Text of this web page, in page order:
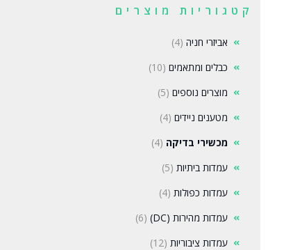
קטגוריות מוצרים
אביזרי חניה (4)
כבלים ומתאמים (10)
מוצרים נוספים (5)
מטענים ניידים (4)
מכשירי בדיקה (4)
עמדות ביתיות (5)
עמדות כפולות (4)
עמדות מהירות (DC)
(6)
עמדות ציבוריות (12)